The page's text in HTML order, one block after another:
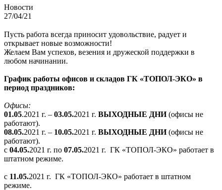
Новости
27/04/21
Пусть работа всегда приносит удовольствие, радует и
открывает новые возможности!
Желаем Вам успехов, везения и дружеской поддержки в
любом начинании.
График работы офисов и складов ГК «ТОПОЛ-ЭКО» в
период праздников:
Офисы:
01.05.2021 г. – 03.05.2021 г. ВЫХОДНЫЕ ДНИ(офисы не
работают).
08.05.2021 г. – 10.05.2021 г. ВЫХОДНЫЕ ДНИ(офисы не
работают).
с 04.05.2021 г. по 07.05.2021 г. ГК «ТОПОЛ-ЭКО» работает в
штатном режиме.
с 11.05.2021 г. ГК «ТОПОЛ-ЭКО» работает в штатном
режиме.